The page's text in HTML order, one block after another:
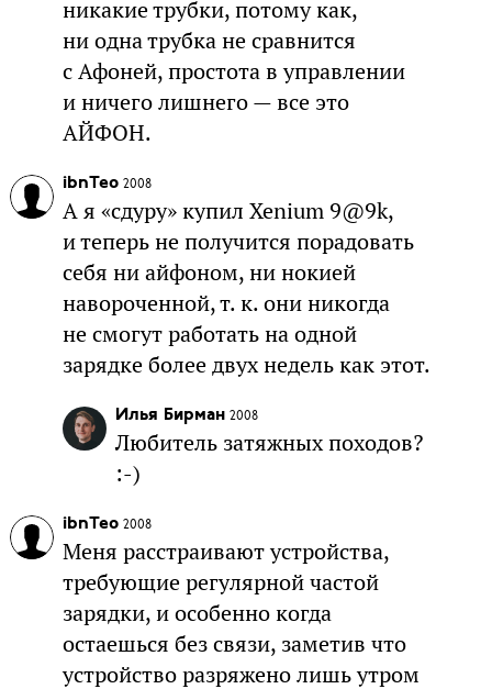
никакие трубки, потому как,
ни одна трубка не сравнится
с Афоней, простота в управлении
и ничего лишнего — все это
АЙФОН.
ibnTeo 2008
А я «сдуру» купил Xenium 9@9k,
и теперь не получится порадовать
себя ни айфоном, ни нокией
навороченной, т. к. они никогда
не смогут работать на одной
зарядке более двух недель как этот.
Илья Бирман 2008
Любитель затяжных походов?
:-)
ibnTeo 2008
Меня расстраивают устройства,
требующие регулярной частой
зарядки, и особенно когда
остаешься без связи, заметив что
устройство разряжено лишь утром